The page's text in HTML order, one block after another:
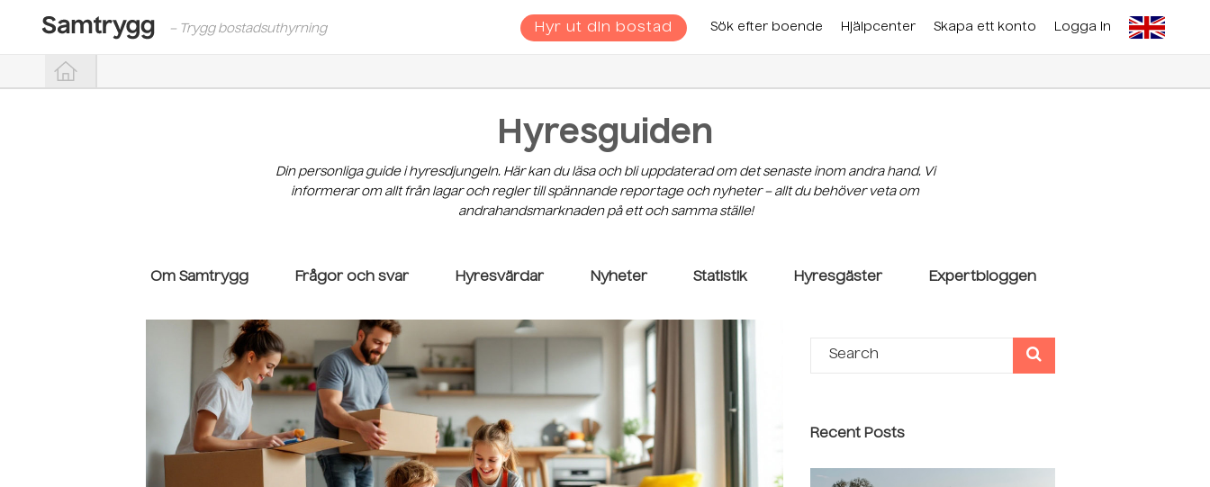
– Trygg bostadsuthyrning Hyr ut din bostad Sök efter boende Hjälpcenter Skapa ett konto Logga In
Hyresguiden
Din personliga guide i hyresdjungeln. Här kan du läsa och bli uppdaterad om det senaste inom andra hand. Vi
informerar om allt från lagar och regler till spännande reportage och nyheter – allt du behöver veta om
andrahandsmarknaden på ett och samma ställe!
Om Samtrygg Frågor och svar Hyresvärdar Nyheter Statistik Hyresgäster Expertbloggen
Recent Posts